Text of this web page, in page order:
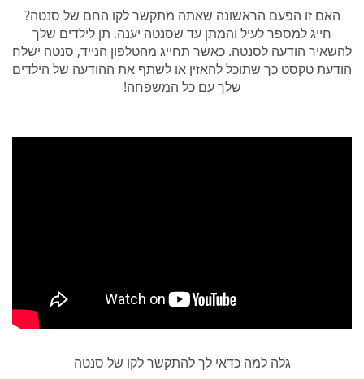
האם זו הפעם הראשונה שאתה מתקשר לקו החם של סנטה?
חייג למספר לעיל והמתן עד שסנטה יענה. תן לילדים שלך
להשאיר הודעה לסנטה. כאשר תחייג מהטלפון הנייד, סנטה ישלח
הודעת טקסט כך שתוכל להאזין או לשתף את ההודעה של הילדים
שלך עם כל המשפחה!
גלה למה כדאי לך להתקשר לקו של סנטה